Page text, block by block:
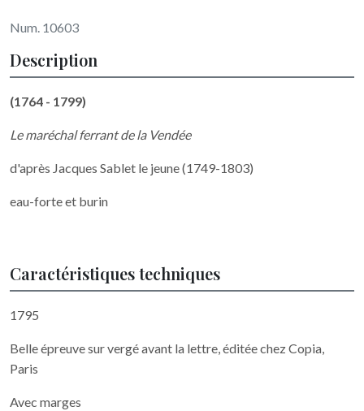
Num. 10603
Description
(1764 - 1799)
Le maréchal ferrant de la Vendée
d'après Jacques Sablet le jeune (1749-1803)
eau-forte et burin
Caractéristiques techniques
1795
Belle épreuve sur vergé avant la lettre, éditée chez Copia,
Paris
Avec marges